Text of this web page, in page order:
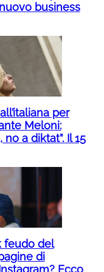
business
per
Meloni:
no a diktat”. Il 15
feudo del
di
Ecco